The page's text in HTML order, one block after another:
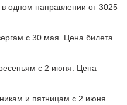
одном направлении от 3025
с 30 мая. Цена билета
с 2 июня. Цена
и пятницам с 2 июня.